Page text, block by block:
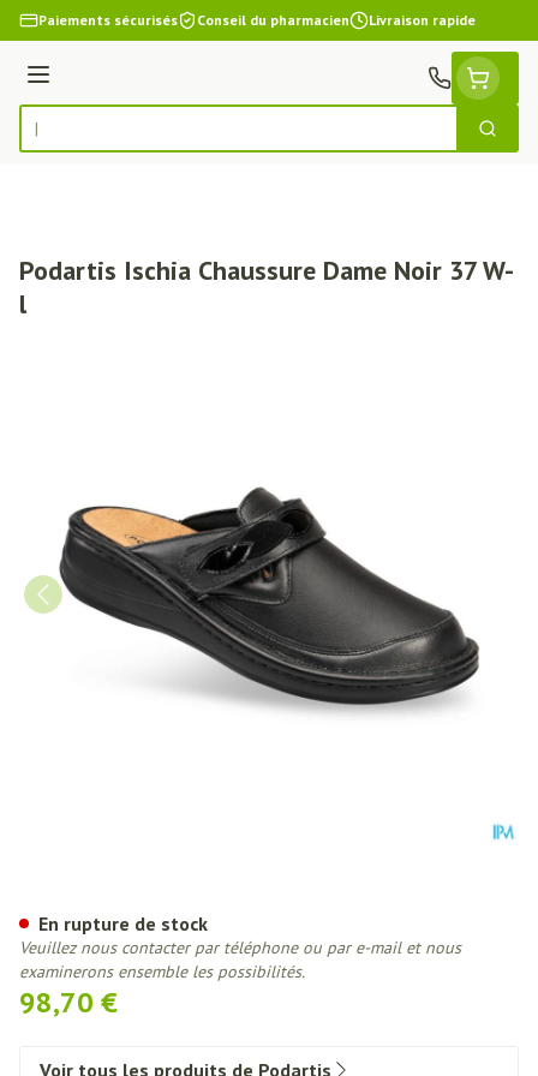
Aller au contenu
Paiements sécurisés Conseil du pharmacien Livraison rapide
Menu
Rechercher
Podartis Ischia Chaussure Dame Noir 37 W-
l
98,70 €
En rupture de stock
Veuillez nous contacter par téléphone ou par e-mail et nous
examinerons ensemble les possibilités.
Voir tous les produits de Podartis